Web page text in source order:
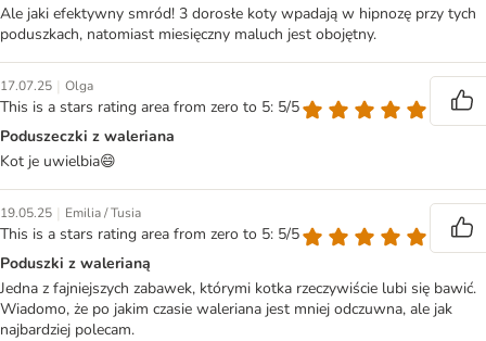
Ale jaki efektywny smród! 3 dorosłe koty wpadają w hipnozę przy tych
poduszkach, natomiast miesięczny maluch jest obojętny.
17.07.25 | Olga
This is a stars rating area from zero to 5: 5/5
Poduszeczki z waleriana
Kot je uwielbia😄
19.05.25 | Emilia / Tusia
This is a stars rating area from zero to 5: 5/5
Poduszki z walerianą
Jedna z fajniejszych zabawek, którymi kotka rzeczywiście lubi się bawić.
Wiadomo, że po jakim czasie waleriana jest mniej odczuwna, ale jak
najbardziej polecam.